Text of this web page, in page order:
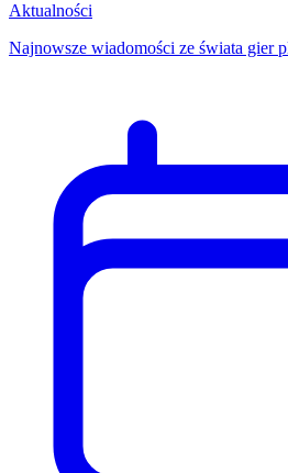
Aktualności
Najnowsze wiadomości ze świata gier